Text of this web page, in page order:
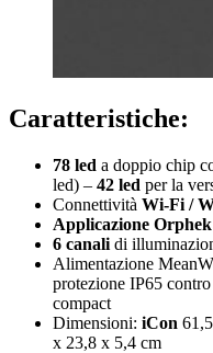
Caratteristiche:
78 led a doppio chip
led) – 42 led per la
Connettività Wi-Fi /
Applicazione Orphek
6 canali di
Alimentazione
protezione IP65
compact
Dimensioni: iCon
x 23,8 x 5,4 cm